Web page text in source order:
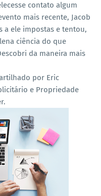
contato algum
mais recente, Jacob
a ele impostas e tentou,
ciência do que
da maneira mais
por Eric
e Propriedade